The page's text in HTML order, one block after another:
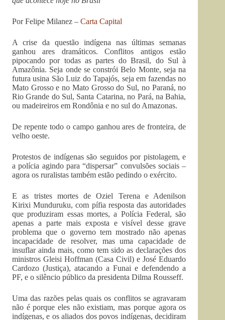
Por Felipe Milanez – Carta Capital
A crise da questão indígena nas últimas semanas
ganhou ares dramáticos. Conflitos antigos estão
pipocando por todas as partes do Brasil, do Sul à
Amazônia. Seja onde se constrói Belo Monte, seja na
futura usina São Luiz do Tapajós, seja em fazendas no
Mato Grosso e no Mato Grosso do Sul, no Paraná, no
Rio Grande do Sul, Santa Catarina, no Pará, na Bahia,
ou madeireiros em Rondônia e no sul do Amazonas.
De repente todo o campo ganhou ares de fronteira, de
velho oeste.
Protestos de indígenas são seguidos por pistolagem, e
a polícia agindo para “dispersar” convulsões sociais –
agora os ruralistas também estão pedindo o exército.
E as tristes mortes de Oziel Terena e Adenilson
Kirixi Munduruku, com pífia resposta das autoridades
que produziram essas mortes, a Polícia Federal, são
apenas a parte mais exposta e visível desse grave
problema que o governo tem mostrado não apenas
incapacidade de resolver, mas uma capacidade de
insuflar ainda mais, como tem sido as declarações dos
ministros Gleisi Hoffman (Casa Civil) e José Eduardo
Cardozo (Justiça), atacando a Funai e defendendo a
PF, e o silêncio público da presidenta Dilma Rousseff.
Uma das razões pelas quais os conflitos se agravaram
não é porque eles não existiam, mas porque agora os
indígenas, e os aliados dos povos indígenas, decidiram